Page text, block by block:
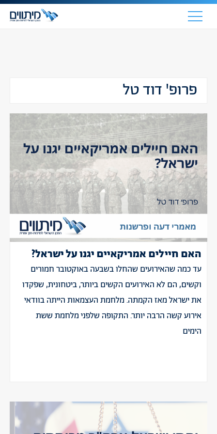
פרופ' דוד טל
האם חיילים אמריקאיים יגנו על ישראל?
עד כמה שהאירועים שהחלו בשבעה באוקטובר חמורים
וקשים, הם לא האירועים הקשים ביותר, ביטחונית, שפקדו
את ישראל מאז הקמתה. מלחמת העצמאות הייתה בוודאי
אירוע קשה הרבה יותר. התקופה שלפני מלחמת ששת
הימים